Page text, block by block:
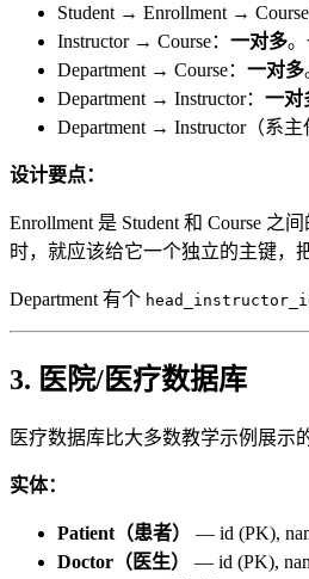
Student → Enrollment → Course
Instructor → Course： 一对多。
Department → Course： 一对多
Department → Instructor： 一对
Department → Instructor（系主
设计要点：
Enrollment 是 Student 和 Course
时，就应该给它一个独立的主键，
Department 有个
3. 医院/医疗数据库
医疗数据库比大多数教学示例展示
实体：
Patient（患者）
— id (PK),
Doctor（医生）
— id (PK),